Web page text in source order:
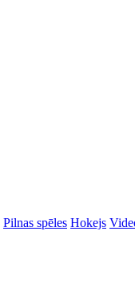
Pilnas spēles Hokejs